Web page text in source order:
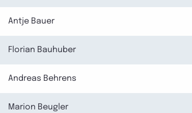
Antje Bauer
Florian Bauhuber
Andreas Behrens
Marion Beugler